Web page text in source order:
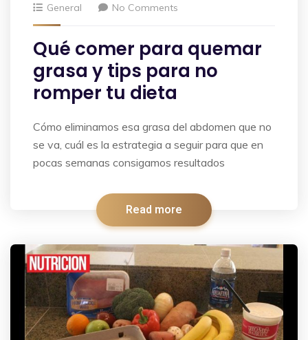
General
No Comments
Qué comer para quemar
grasa y tips para no
romper tu dieta
Cómo eliminamos esa grasa del abdomen que no
se va, cuál es la estrategia a seguir para que en
pocas semanas consigamos resultados
Read more